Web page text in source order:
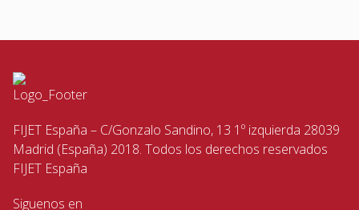
FIJET España – C/Gonzalo Sandino, 13 1º izquierda 28039
Madrid (España) 2018. Todos los derechos reservados
FIJET España
Siguenos en